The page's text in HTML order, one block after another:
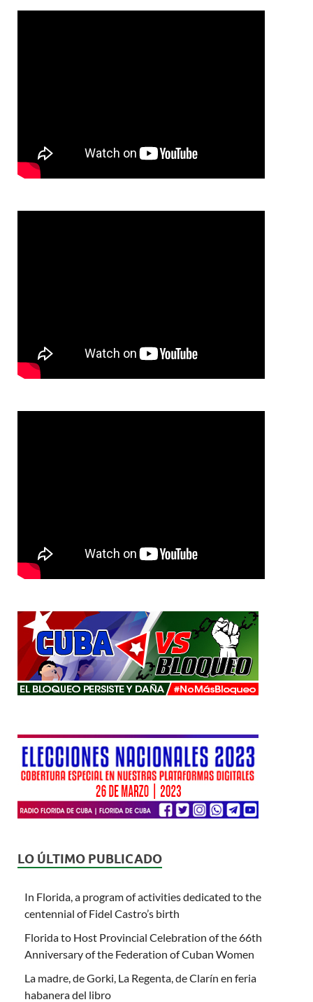
LO ÚLTIMO PUBLICADO
In Florida, a program of activities dedicated to the
centennial of Fidel Castro’s birth
Florida to Host Provincial Celebration of the 66th
Anniversary of the Federation of Cuban Women
La madre, de Gorki, La Regenta, de Clarín en feria
habanera del libro